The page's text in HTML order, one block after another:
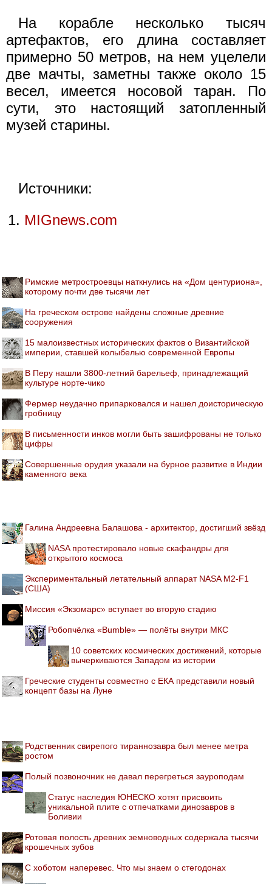
На корабле несколько тысяч
артефактов, его длина составляет
примерно 50 метров, на нем уцелели
две мачты, заметны также около 15
весел, имеется носовой таран. По
сути, это настоящий затопленный
музей старины.
Источники:
MIGnews.com
Римские метростроевцы наткнулись на «Дом центуриона»,
которому почти две тысячи лет
На греческом острове найдены сложные древние
сооружения
15 малоизвестных исторических фактов о Византийской
империи, ставшей колыбелью современной Европы
В Перу нашли 3800-летний барельеф, принадлежащий
культуре норте-чико
Фермер неудачно припарковался и нашел доисторическую
гробницу
В письменности инков могли быть зашифрованы не только
цифры
Совершенные орудия указали на бурное развитие в Индии
каменного века
Галина Андреевна Балашова - архитектор, достигший звёзд
NASA протестировало новые скафандры для
открытого космоса
Экспериментальный летательный аппарат NASA M2-F1
(США)
Миссия «Экзомарс» вступает во вторую стадию
Робопчёлка «Bumble» — полёты внутри МКС
10 советских космических достижений, которые
вычеркиваются Западом из истории
Греческие студенты совместно с ЕКА представили новый
концепт базы на Луне
Родственник свирепого тираннозавра был менее метра
ростом
Полый позвоночник не давал перегреться зауроподам
Статус наследия ЮНЕСКО хотят присвоить
уникальной плите с отпечатками динозавров в
Боливии
Ротовая полость древних земноводных содержала тысячи
крошечных зубов
С хоботом наперевес. Что мы знаем о стегодонах